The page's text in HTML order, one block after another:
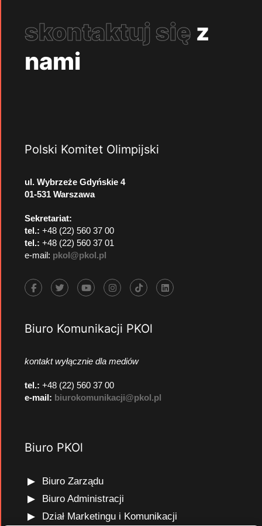
skontaktuj się z
nami
Polski Komitet Olimpijski
ul. Wybrzeże Gdyńskie 4
01-531 Warszawa
Sekretariat:
tel.: +48 (22) 560 37 00
tel.: +48 (22) 560 37 01
e-mail: pkol@pkol.pl
Biuro Komunikacji PKOl
kontakt wyłącznie dla mediów
tel.: +48 (22) 560 37 00
e-mail: biurokomunikacji@pkol.pl
Biuro PKOl
Biuro Zarządu
Biuro Administracji
Dział Marketingu i Komunikacji